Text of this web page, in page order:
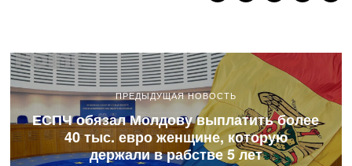
ПРЕДЫДУЩАЯ НОВОСТЬ
ЕСПЧ обязал Молдову выплатить более
40 тыс. евро женщине, которую
держали в рабстве 5 лет